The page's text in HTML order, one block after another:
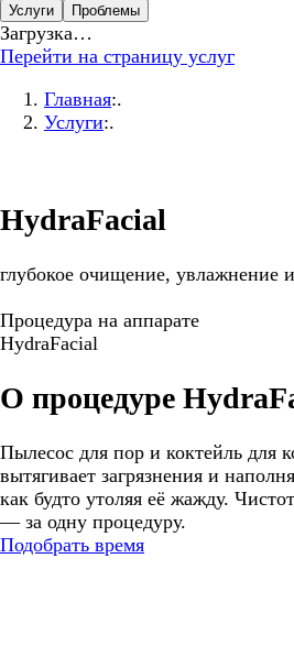
Услуги
Проблемы
Загрузка…
Перейти на страницу услуг
Главная:.
Услуги:.
HydraFacial
глубокое очищение, увлажнение
Процедура на аппарате
HydraFacial
О процедуре
Пылесос для пор и коктейль для
вытягивает загрязнения и
как будто утоляя её жажду.
— за одну процедуру.
Подобрать время